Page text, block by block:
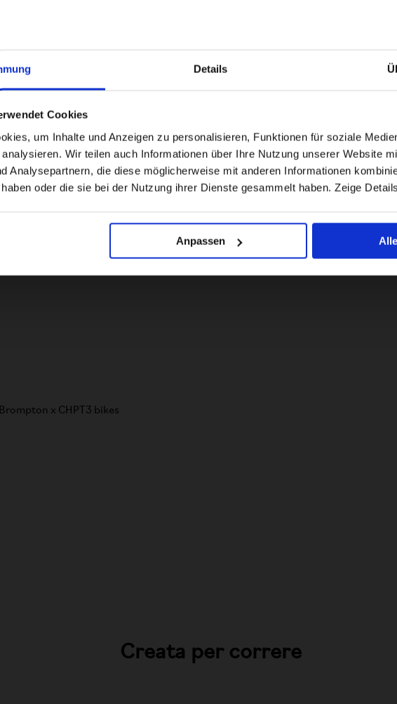
Details
Cookies
um Inhalte und Anzeigen zu personalisieren, Funktionen für soziale
Wir teilen auch Informationen über Ihre Nutzung unserer Website
Analysepartnern, die diese möglicherweise mit anderen Informationen
oder die sie bei der Nutzung ihrer Dienste gesammelt haben. Zeige Details
Anpassen
La
gare,
Creata per correre
US website